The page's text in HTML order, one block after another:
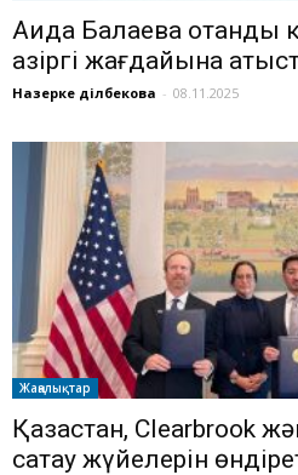
Аида Балаева отандық
қазіргі жағдайына
Назерке Әділбекова - 08.11.2025
Жаңалықтар
Қазақстан, Clearbrook
сақтау жүйелерін